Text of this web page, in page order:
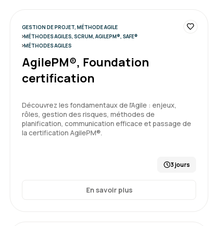
GESTION DE PROJET, MÉTHODE AGILE
MÉTHODES AGILES, SCRUM, AGILEPM®, SAFE®
MÉTHODES AGILES
AgilePM®, Foundation
certification
Découvrez les fondamentaux de l'Agile : enjeux,
rôles, gestion des risques, méthodes de
planification, communication efficace et passage de
la certification AgilePM®.
3 jours
En savoir plus